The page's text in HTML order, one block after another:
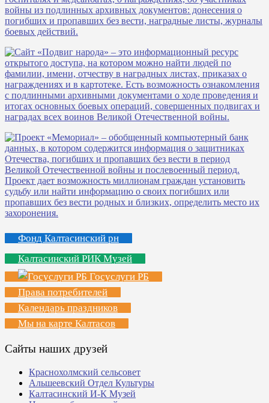
Фонд Калтасинский рн
Калтасинский РИК Музей
Госуслуги РБ
Права потребителей
Календарь праздников
Мы на карте Калтасов
Сайты наших друзей
Краснохолмский сельсовет
Альшеевский Отдел Культуры
Калтасинский И-К Музей